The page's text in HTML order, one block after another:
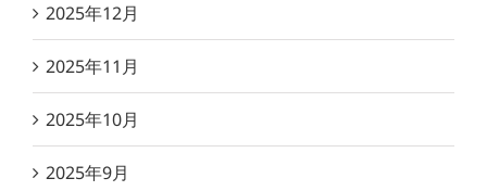
2025年12月
2025年11月
2025年10月
2025年9月